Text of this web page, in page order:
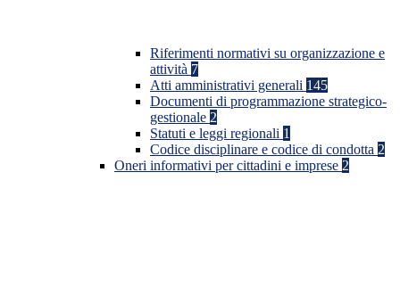
Riferimenti normativi su organizzazione e
attività 7
Atti amministrativi generali 145
Documenti di programmazione strategico-
gestionale 2
Statuti e leggi regionali 1
Codice disciplinare e codice di condotta 2
Oneri informativi per cittadini e imprese 2